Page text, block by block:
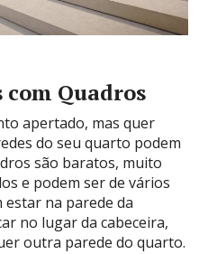
Quadros
apertado, mas quer
do seu quarto podem
são baratos, muito
e podem ser de vários
estar na parede da
no lugar da cabeceira,
outra parede do quarto.